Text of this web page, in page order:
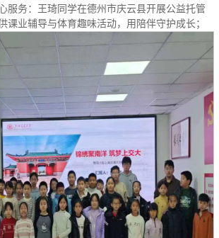
服务：王琦同学在德州市庆云县开展公益托管
课业辅导与体育趣味活动，用陪伴守护成长；